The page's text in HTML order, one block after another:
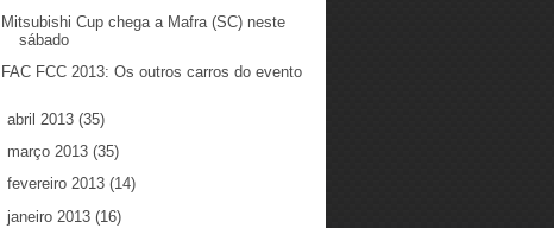
Mitsubishi Cup chega a Mafra (SC) neste
sábado
FAC FCC 2013: Os outros carros do evento
abril 2013 (35)
março 2013 (35)
fevereiro 2013 (14)
janeiro 2013 (16)